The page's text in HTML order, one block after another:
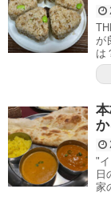
が
は
"
日
家